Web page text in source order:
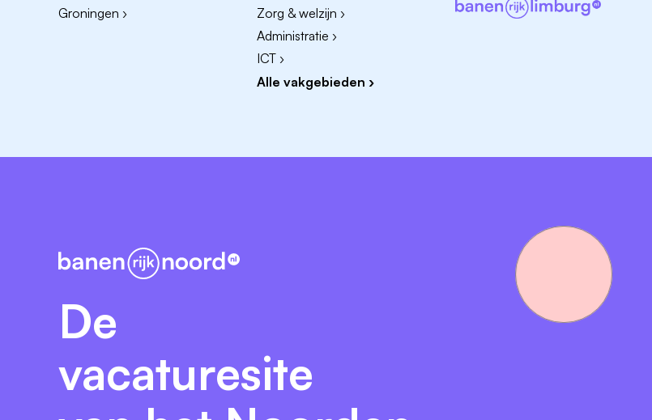
Competenties
Uitdrukkingsvaardigheid (mondeling).
Uitdrukkingsvaardigheid (schriftelijk).
De gemeente Pekela bestaat uit de kernen Oude Pekela, Nieuwe Pekela, Boven Pekela
en telt ruim 12.000 inwoners. Het Pekelderdiep loopt als een lint door de 13 kilometer
Pekela is een karakteristieke Groningse gemeente met een boeiende en soms roerige
Dat heeft gemaakt dat de Pekelders trots zijn op hun gemeente en vanuit betrokkenheid
de gemeenschap. Dat is ook zichtbaar in de toekomstvisie '2022-2030,
Groningen ›
Zorg & welzijn ›
Administratie ›
ICT ›
Alle vakgebieden ›
De
vacaturesite